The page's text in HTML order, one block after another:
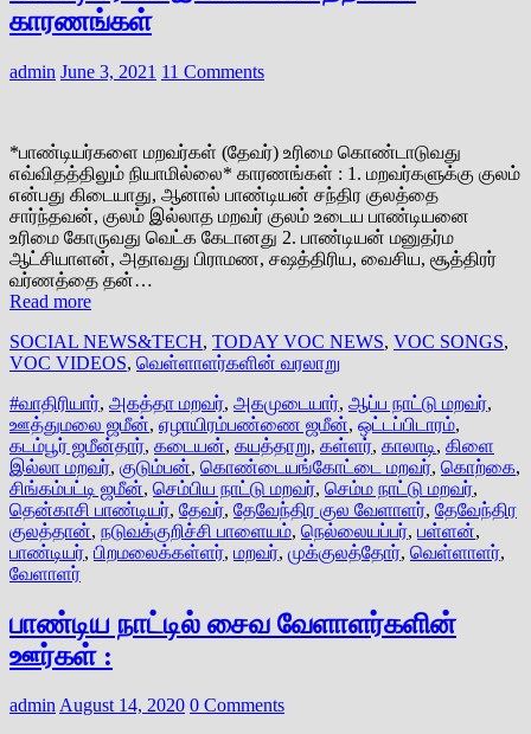
காரணங்கள்
admin June 3, 2021 11 Comments
*பாண்டியர்களை மறவர்கள் (தேவர்) உரிமை கொண்டாடுவது
எவ்விதத்திலும் நியாமில்லை* காரணங்கள் : 1. மறவர்களுக்கு குலம்
என்பது கிடையாது, ஆனால் பாண்டியன் சந்திர குலத்தை
சார்ந்தவன், குலம் இல்லாத மறவர் குலம் உடைய பாண்டியனை
உரிமை கோருவது வெட்க கேடானது 2. பாண்டியன் மனுதர்ம
ஆட்சியாளன், அதாவது பிராமண, சஷத்திரிய, வைசிய, சூத்திரர்
வர்ணத்தை தன்…
Read more
SOCIAL NEWS&TECH, TODAY VOC NEWS, VOC SONGS,
VOC VIDEOS, வெள்ளாளர்களின் வரலாறு
#வாதிரியார், அகத்தா மறவர், அகமுடையார், ஆப்ப நாட்டு மறவர்,
ஊத்துமலை ஜமீன், ஏழாயிரம்பண்ணை ஜமீன், ஒட்டப்பிடாரம்,
கடம்பூர் ஜமீன்தார், கடையன், கயத்தாறு, கள்ளர், காலாடி, கிளை
இல்லா மறவர், குடும்பன், கொண்டையங்கோட்டை மறவர், கொற்கை,
சிங்கம்பட்டி ஜமீன், செம்பிய நாட்டு மறவர், செம்ம நாட்டு மறவர்,
தென்காசி பாண்டியர், தேவர், தேவேந்திர குல வேளாளர், தேவேந்திர
குலத்தான், நடுவக்குறிச்சி பாளையம், நெல்லையப்பர், பள்ளன்,
பாண்டியர், பிறமலைக்கள்ளர், மறவர், முக்குலத்தோர், வெள்ளாளர்,
வேளாளர்
பாண்டிய நாட்டில் சைவ வேளாளர்களின்
ஊர்கள் :
adminAugust 14, 2020 0 Comments